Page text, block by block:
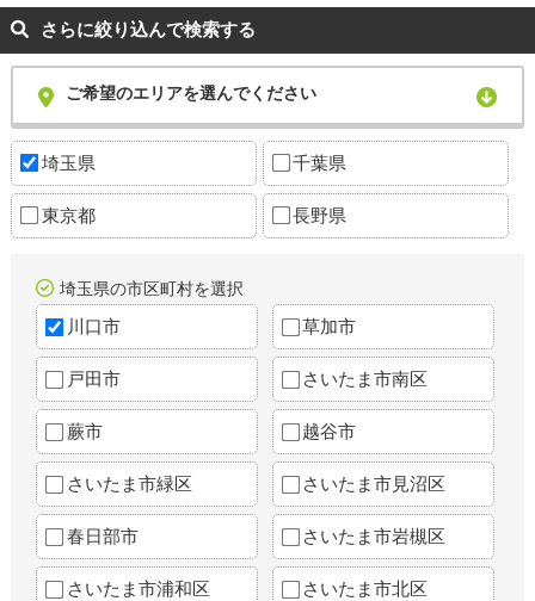
さらに絞り込んで検索する
ご希望のエリアを選んでください
埼玉県 千葉県
東京都 長野県
埼玉県の市区町村を選択
川口市 草加市
戸田市 さいたま市南区
蕨市 越谷市
さいたま市緑区 さいたま市見沼区
春日部市 さいたま市岩槻区
さいたま市浦和区 さいたま市北区